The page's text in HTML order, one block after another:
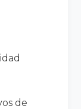
de